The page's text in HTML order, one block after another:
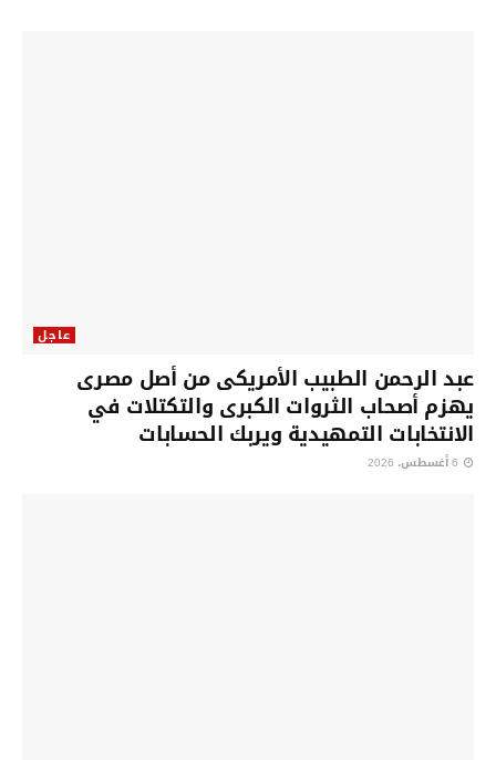
عاجل
عبد الرحمن الطبيب الأمريكى من أصل مصرى
يهزم أصحاب الثروات الكبرى والتكتلات في
الانتخابات التمهيدية ويربك الحسابات